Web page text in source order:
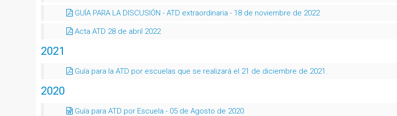
GUÍA PARA LA DISCUSIÓN - ATD extraordinaria - 18 de noviembre de 2022
Acta ATD 28 de abril 2022
2021
Guía para la ATD por escuelas que se realizará el 21 de diciembre de 2021.
2020
Guía para ATD por Escuela - 05 de Agosto de 2020